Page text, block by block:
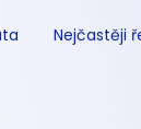
Nejčastěji